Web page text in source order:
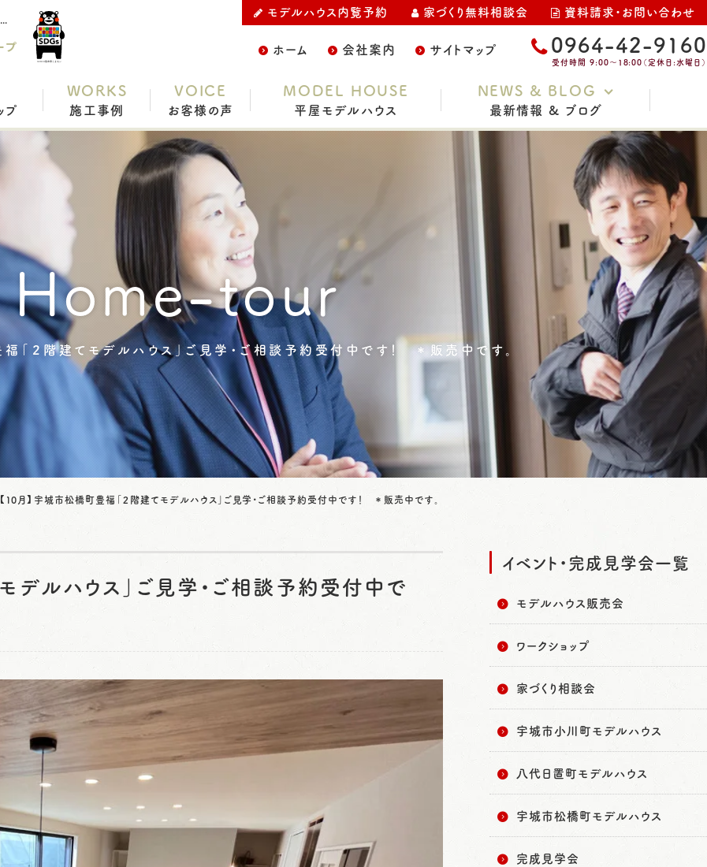
熊本で平屋ならC.デザイン株式会社の【10月】宇城市松橋町豊福「２階建てモデルハウス」ご見学・ご相談予約受付中です！ ＊販売中です。をご紹介
プ ホーム 会社案内 サイトマップ
モデルハウス内覧予約 家づくり無料相談会 資料請求・お問い合わせ
0964-42-9160
受付時間 9:00～18:00（定休日:水曜日）
プ
WORKS
施工事例
VOICE
お客様の声
MODEL HOUSE
平屋モデルハウス
NEWS & BLOG
最新情報 & ブログ
お知らせ
家づくりコラム
スタッフブログ
イベント・完成見学会
土地情報
現場レポート
Home-tour
「２階建てモデルハウス」ご見学・ご相談予約受付中です！ ＊販売中です。
【10月】宇城市松橋町豊福「２階建てモデルハウス」ご見学・ご相談予約受付中です！ ＊販売中です。
デルハウス」ご見学・ご相談予約受付中で
イベント・完成見学会一覧
モデルハウス販売会
ワークショップ
家づくり相談会
宇城市小川町モデルハウス
八代日置町モデルハウス
宇城市松橋町モデルハウス
完成見学会